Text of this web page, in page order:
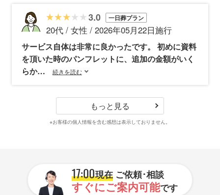
3.0 一日葬プラン
20代 / 女性 / 2026年05月22日施行
サービス自体は非常に良かったです。 初めに資料
を頂いた時のパンフレットに、追加の金額がいく
らか
続きを読む
もっと見る
※お客様の個人情報を含む感想は表示しておりません。
17:00現在ご依頼･相談
すぐにご案内可能です